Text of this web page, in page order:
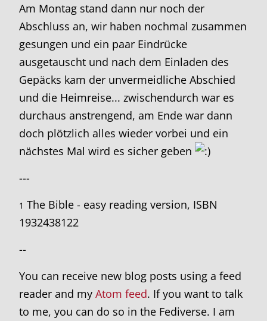
Am Montag stand dann nur noch der
Abschluss an, wir haben nochmal zusammen
gesungen und ein paar Eindrücke
ausgetauscht und nach dem Einladen des
Gepäcks kam der unvermeidliche Abschied
und die Heimreise... zwischendurch war es
durchaus anstrengend, am Ende war dann
doch plötzlich alles wieder vorbei und ein
nächstes Mal wird es sicher geben
---
1 The Bible - easy reading version, ISBN
1932438122
--
You can receive new blog posts using a feed
reader and my Atom feed. If you want to talk
to me, you can do so in the Fediverse. I am